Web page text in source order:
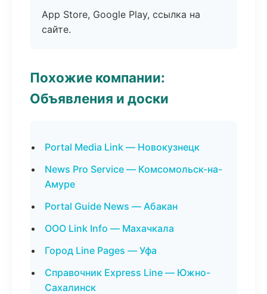
App Store, Google Play, ссылка на
сайте.
Похожие компании:
Объявления и доски
Portal Media Link — Новокузнецк
News Pro Service — Комсомольск-на-
Амуре
Portal Guide News — Абакан
ООО Link Info — Махачкала
Город Line Pages — Уфа
Справочник Express Line — Южно-
Сахалинск